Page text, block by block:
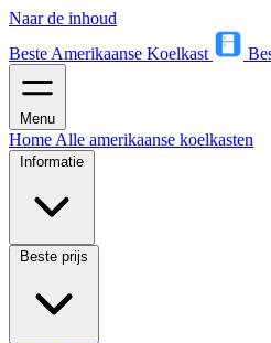
Naar de inhoud
Beste Amerikaanse Koelkast
Menu
Home Alle amerikaanse koelkasten
Informatie
Beste prijs